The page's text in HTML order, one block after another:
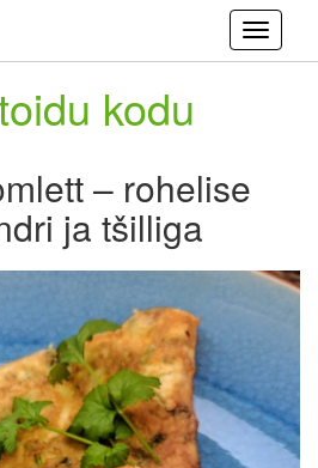
kodu
– rohelise
ja tšilliga